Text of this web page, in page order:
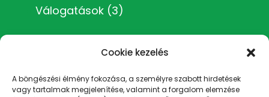
Cookie kezelés
A böngészési élmény fokozása, a személyre szabott hirdetések
vagy tartalmak megjelenítése, valamint a forgalom elemzése
Válogatások (3)
Impresszum